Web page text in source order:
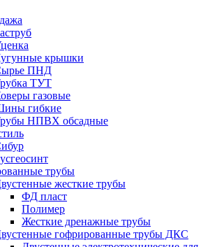
крышки
ПНД
ТУТ
газовые
гибкие
НПВХ обсадные
трубы
жесткие трубы
ФД пласт
Полимер
Жесткие дренажные трубы
гофрированные трубы ДКС